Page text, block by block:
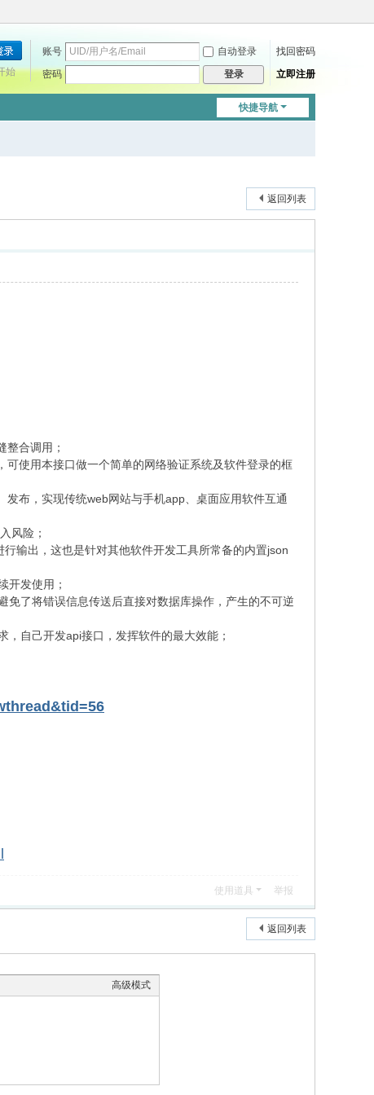
账号 自动登录
找回密码
密码
登录 立即注册
始
快捷导航
返回列表
合调用；
使用本接口做一个简单的网络验证系统及软件登录的框
布，实现传统web网站与手机app、桌面应用软件互通
风险；
输出，这也是针对其他软件开发工具所常备的内置json
开发使用；
了将错误信息传送后直接对数据库操作，产生的不可逆
自己开发api接口，发挥软件的最大效能；
使用道具 举报
返回列表
高级模式